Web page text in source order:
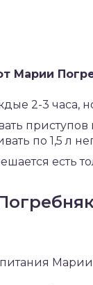
Марии
2-3 часа,
по 1,5 л
есть